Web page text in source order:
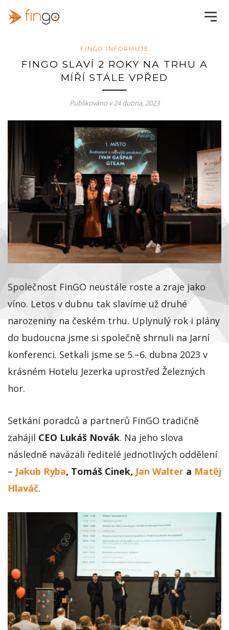
FINGO INFORMUJE
FINGO SLAVÍ 2 ROKY NA TRHU A
MÍŘÍ STÁLE VPŘED
Publikováno v24 dubna, 2023
Společnost FinGO neustále roste a zraje jako
víno. Letos v dubnu tak slavíme už druhé
narozeniny na českém trhu. Uplynulý rok i plány
do budoucna jsme si společně shrnuli na Jarní
konferenci. Setkali jsme se 5.–6. dubna 2023 v
krásném Hotelu Jezerka uprostřed Železných
hor.
Setkání poradců a partnerů FinGO tradičně
zahájil CEO Lukáš Novák. Na jeho slova
následně navázali ředitelé jednotlivých oddělení
– Jakub Ryba, Tomáš Cinek, Jan Walter a Matěj
Hlaváč.